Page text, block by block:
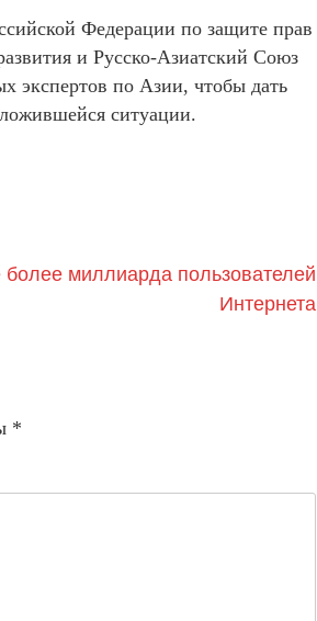
Федерации по защите прав
и Русско-Азиатский Союз
по Азии, чтобы дать
ситуации.
более миллиарда пользователей
Интернета
*